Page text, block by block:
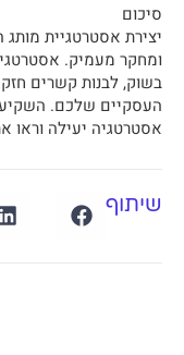
סיכום
יצירת אסטרטגיית
ומחקר מעמיק.
בשוק, לבנות קשרים
העסקיים שלכם.
אסטרטגיה יעילה
שיתוף